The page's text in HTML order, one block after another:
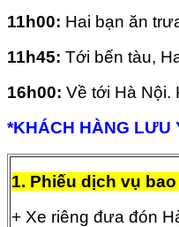
11h00: Hai bạn ăn
11h45: Tới bến tàu,
16h00: Về tới Hà Nội.
*KHÁCH HÀNG LƯU
1. Phiếu dịch vụ
+ Xe riêng đưa đón